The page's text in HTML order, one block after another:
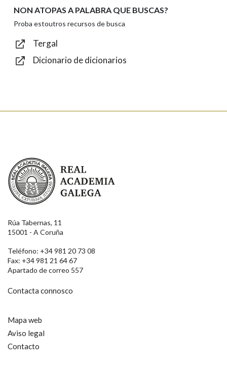
Texto de verificación
NON ATOPAS A PALABRA QUE BUSCAS?
Proba estoutros recursos de busca
Tergal
Dicionario de dicionarios
Real Academia Galega
Rúa Tabernas, 11
15001 - A Coruña
Teléfono: +34 981 20 73 08
Fax: +34 981 21 64 67
Apartado de correo 557
Contacta connosco
Mapa web
Aviso legal
Contacto